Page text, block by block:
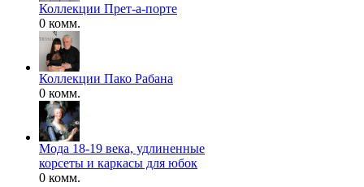
Коллекции Прет-а-порте
0 комм.
Коллекции Пако Рабана
0 комм.
Мода 18-19 века, удлиненные
корсеты и каркасы для юбок
0 комм.